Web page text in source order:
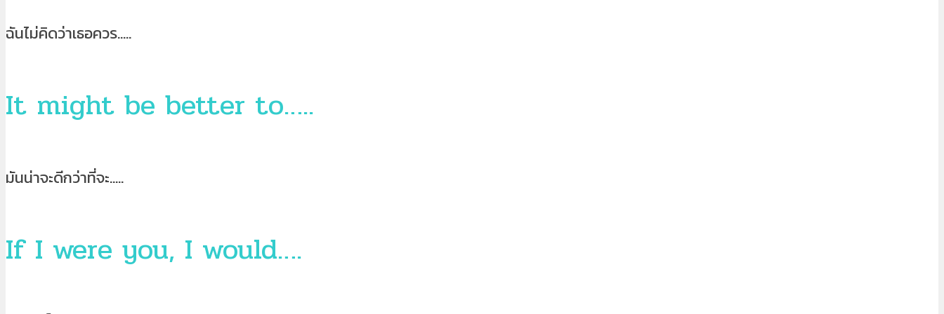
ฉันไม่คิดว่าเธอควร…..
It might be better to…..
มันน่าจะดีกว่าที่จะ…..
If I were you, I would….